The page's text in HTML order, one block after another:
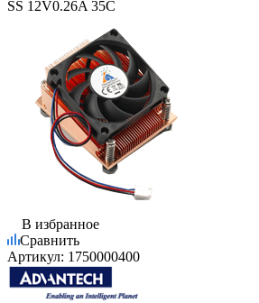
SS 12V0.26A 35C
В избранное
Сравнить
Артикул: 1750000400